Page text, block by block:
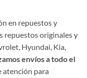
en repuestos y
repuestos originales y
Hyundai, Kia,
envíos a todo el
atención para